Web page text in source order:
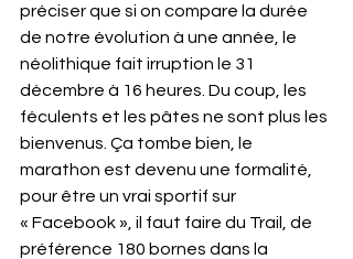
préciser que si on compare la durée
de notre évolution à une année, le
néolithique fait irruption le 31
décembre à 16 heures. Du coup, les
féculents et les pâtes ne sont plus les
bienvenus. Ça tombe bien, le
marathon est devenu une formalité,
pour être un vrai sportif sur
« Facebook », il faut faire du Trail, de
préférence 180 bornes dans la